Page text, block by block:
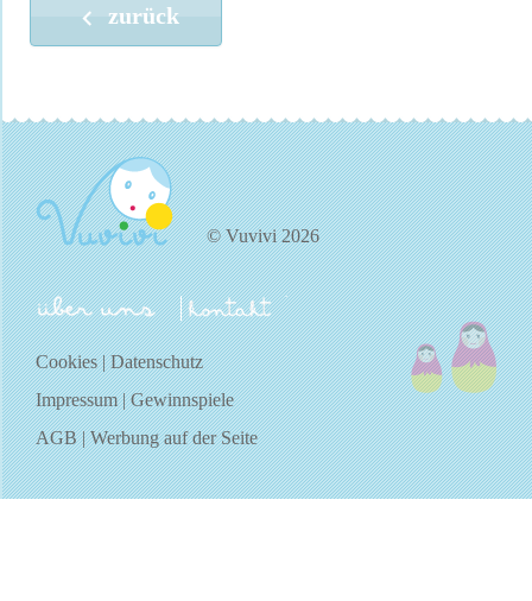
zurück
© Vuvivi 2026
über uns kontakt
Cookies|Datenschutz
Impressum|Gewinnspiele
AGB|Werbung auf der Seite